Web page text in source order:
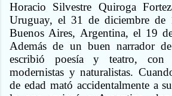
Horacio Silvestre Quiroga
Uruguay, el 31 de diciembre
Buenos Aires, Argentina, el 19
Además de un buen narrador
escribió poesía y teatro, con
modernistas y naturalistas.
de edad mató accidentalmente a